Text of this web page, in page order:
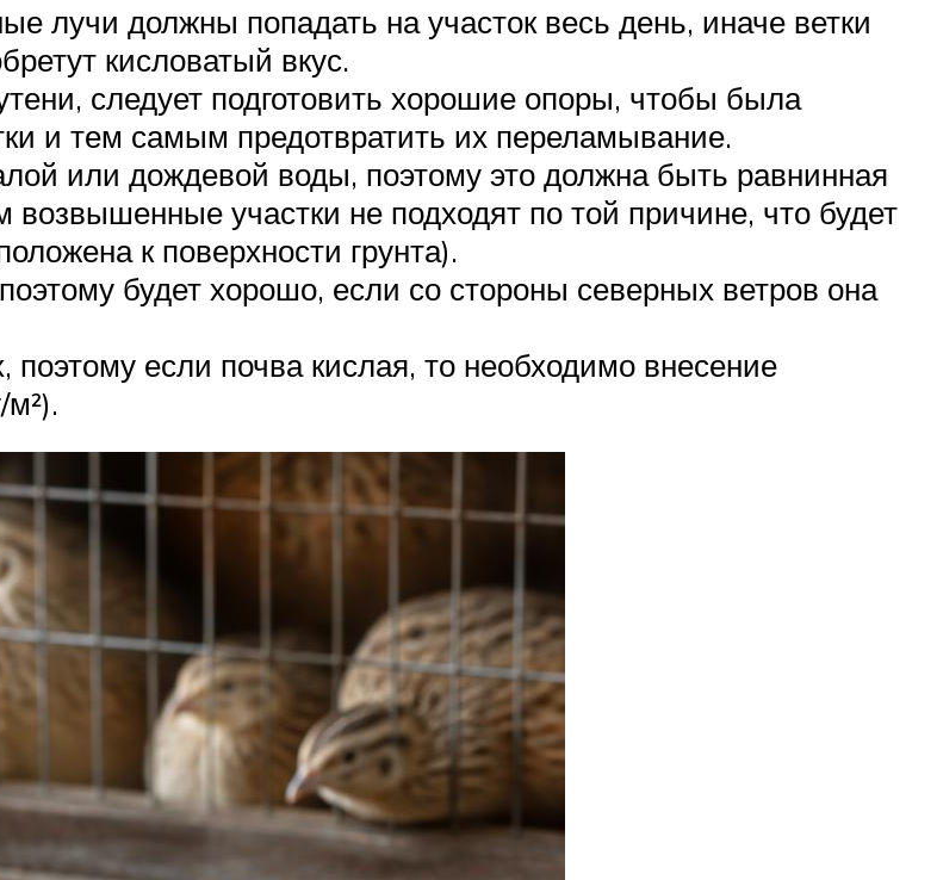
лучи должны попадать на участок весь день, иначе ветки
кисловатый вкус.
следует подготовить хорошие опоры, чтобы была
и тем самым предотвратить их переламывание.
или дождевой воды, поэтому это должна быть равнинная
участки не подходят по той причине, что будет
к поверхности грунта).
будет хорошо, если со стороны северных ветров она
если почва кислая, то необходимо внесение